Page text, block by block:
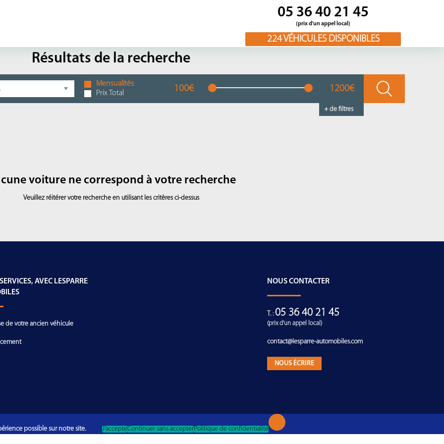
05 36 40 21 45
(prix d'un appel local)
224VÉHICULES DISPONIBLES
Résultats de la recherche
Mensualités
Prix Total
100€ 1200€
+ de filtres
voiture ne correspond à votre recherche
Veuillez réitérer votre recherche en utilisant les critères ci-dessus
AVEC LESPARRE
de votre ancien véhicule
NOUS CONTACTER
T. :05 36 40 21 45
(prix d'un appel local)
contact@lesparre-automobiles.com
NOUS ÉCRIRE
possible sur notre site. J'accepteContinuer sans accepterPolitique de confidentialité